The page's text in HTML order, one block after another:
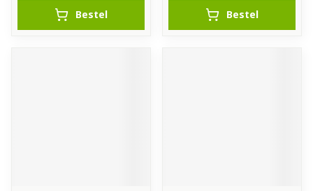
Bestel Bestel